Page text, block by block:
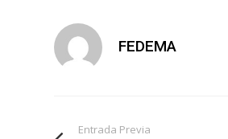
FEDEMA
Entrada Previa